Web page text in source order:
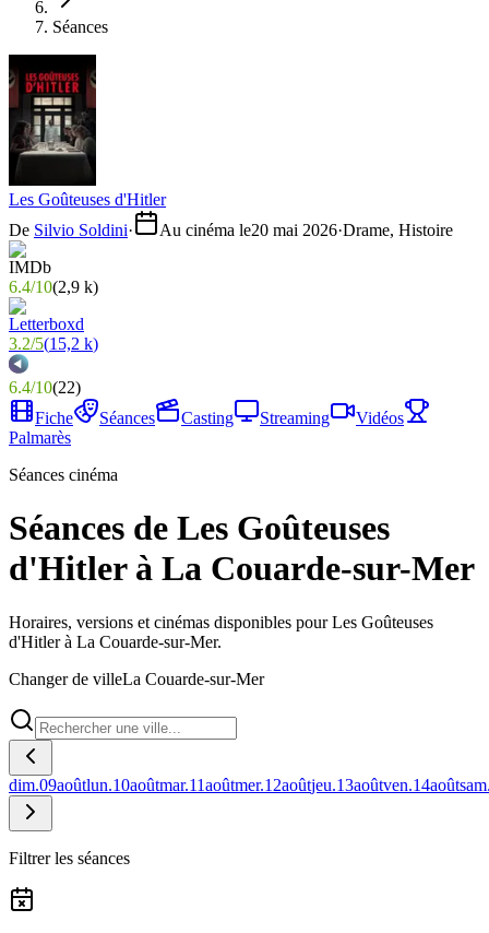
Séances
Les Goûteuses d'Hitler
De Silvio Soldini· Au cinéma le20 mai 2026·Drame, Histoire
6.4/10(2,9 k)
3.2/5(15,2 k)
6.4/10(22)
Fiche
Séances Casting Streaming
Vidéos
Palmarès
Séances cinéma
Séances de Les Goûteuses
d'Hitler à La Couarde-sur-Mer
Horaires, versions et cinémas disponibles pour Les Goûteuses
d'Hitler à La Couarde-sur-Mer.
Changer de villeLa Couarde-sur-Mer
dim.09aoûtlun.10aoûtmar.11aoûtmer.12aoûtjeu.13aoûtven.14août
Filtrer les séances